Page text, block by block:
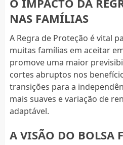
O IMPACTO DA
NAS FAMÍLIAS
A Regra de Proteção é vital
muitas famílias em aceitar
promove uma maior
cortes abruptos nos
transições para a
mais suaves e variação de
adaptável.
A VISÃO DO BOLSA